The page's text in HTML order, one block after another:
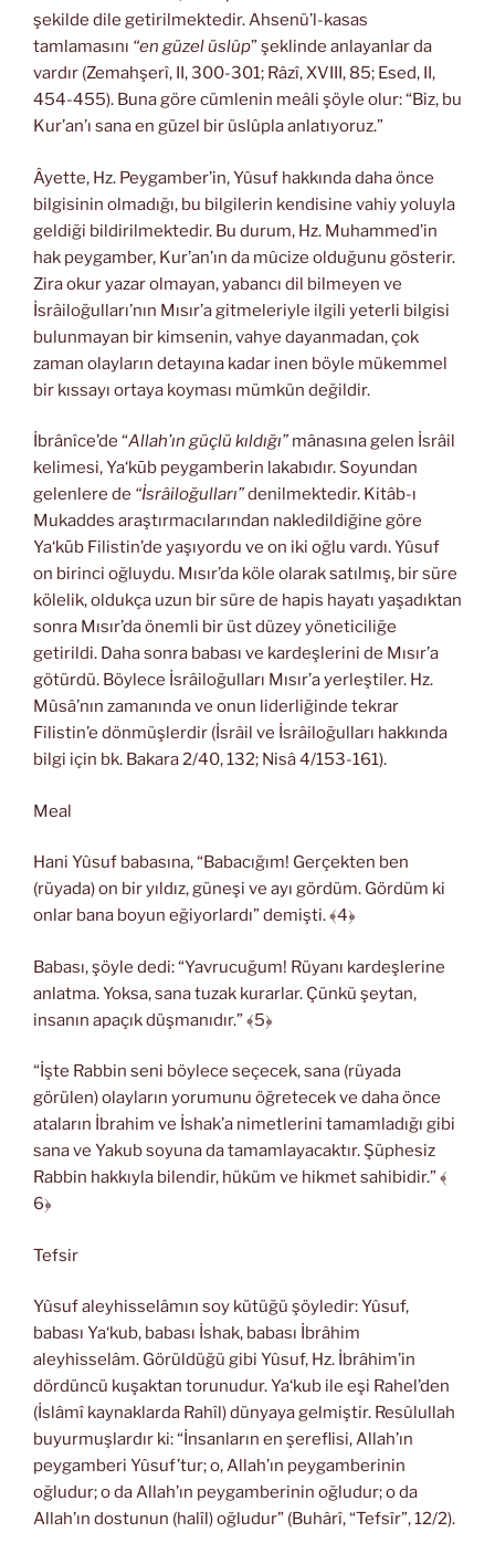
şekilde dile getirilmektedir. Ahsenü’l-kasas
tamlamasını “en güzel üslûp” şeklinde anlayanlar da
vardır (Zemahşerî, II, 300-301; Râzî, XVIII, 85; Esed, II,
454-455). Buna göre cümlenin meâli şöyle olur: “Biz, bu
Kur’an’ı sana en güzel bir üslûpla anlatıyoruz.”
Âyette, Hz. Peygamber’in, Yûsuf hakkında daha önce
bilgisinin olma­dığı, bu bilgilerin kendisine vahiy yoluyla
geldiği bildirilmektedir. Bu durum, Hz. Muhammed’in
hak peygamber, Kur’an’ın da mûcize olduğunu gösterir.
Zira okur yazar olmayan, yabancı dil bilmeyen ve
İsrâiloğulları’nın Mısır’a gitmeleriyle ilgili yeterli bilgisi
bulunmayan bir kimsenin, vahye dayanmadan, çok
zaman olayların detayına kadar inen böyle mükemmel
bir kıssayı ortaya koyması mümkün değildir.
İbrânîce’de “Allah’ın güçlü kıldığı”mânasına gelen İsrâil
kelimesi, Ya‘kūb peygamberin lakabıdır. Soyundan
gelenlere de “İsrâiloğulları”denilmektedir. Kitâb-ı
Mukaddes araştırmacılarından nakledildiğine göre
Ya‘kūb Filistin’de yaşıyordu ve on iki oğlu vardı. Yûsuf
on birinci oğluydu. Mısır’da köle olarak satılmış, bir süre
kölelik, oldukça uzun bir süre de hapis hayatı yaşadıktan
sonra Mısır’da önemli bir üst düzey yöneticiliğe
getirildi. Daha sonra babası ve kardeşlerini de Mısır’a
götürdü. Böylece İsrâiloğulları Mısır’a yerleştiler. Hz.
Mûsâ’nın zamanında ve onun liderliğinde tekrar
Filistin’e dönmüşlerdir (İsrâil ve İsrâiloğulları hakkında
bilgi için bk. Bakara 2/40, 132; Nisâ 4/153-161).
Meal
Hani Yûsuf babasına, “Babacığım! Gerçekten ben
(rüyada) on bir yıldız, güneşi ve ayı gördüm. Gördüm ki
onlar bana boyun eğiyorlardı” demişti. ﴾4﴿
Babası, şöyle dedi: “Yavrucuğum! Rüyanı kardeşlerine
anlatma. Yoksa, sana tuzak kurarlar. Çünkü şeytan,
insanın apaçık düşmanıdır.” ﴾5﴿
“İşte Rabbin seni böylece seçecek, sana (rüyada
görülen) olayların yorumunu öğretecek ve daha önce
ataların İbrahim ve İshak’a nimetlerini tamamladığı gibi
sana ve Yakub soyuna da tamamlayacaktır. Şüphesiz
Rabbin hakkıyla bilendir, hüküm ve hikmet sahibidir.” ﴾
6﴿
Tefsir
Yûsuf aleyhisselâmın soy kütüğü şöyledir: Yûsuf,
babası Ya‘kub, babası İshak, babası İbrâhim
aleyhisselâm. Görüldüğü gibi Yûsuf, Hz. İbrâhim’in
dördüncü kuşaktan torunudur. Ya‘kub ile eşi Rahel’den
(İslâmî kaynaklarda Rahîl) dünyaya gelmiştir. Resûlullah
buyurmuşlardır ki: “İnsanların en şereflisi, Allah’ın
peygamberi Yûsuf’tur; o, Allah’ın peygamberinin
oğludur; o da Allah’ın peygamberinin oğludur; o da
Allah’ın dostunun (halîl) oğludur” (Buhârî, “Tefsîr”, 12/2).